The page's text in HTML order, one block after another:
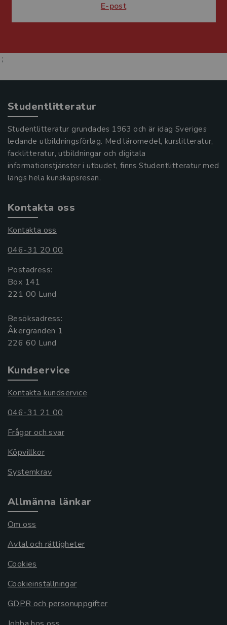
E-post
;
Studentlitteratur
Studentlitteratur grundades 1963 och är idag Sveriges
ledande utbildningsförlag. Med läromedel, kurslitteratur,
facklitteratur, utbildningar och digitala
informationstjänster i utbudet, finns Studentlitteratur med
längs hela kunskapsresan.
Kontakta oss
Kontakta oss
046-31 20 00
Postadress:
Box 141
221 00 Lund
Besöksadress:
Åkergränden 1
Kundservice
Kontakta kundservice
046-31 21 00
Frågor och svar
Köpvillkor
Systemkrav
Allmänna länkar
Om oss
Avtal och rättigheter
Cookies
Cookieinställningar
GDPR och personuppgifter